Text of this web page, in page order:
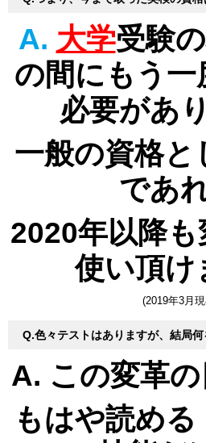
A. 大学受験
の間にもう一
必要があ
一般の資格と
であ
2020年以降
使い頂け
(2019年3月
Q.色々テストはありますが、結局
A. この変革の
もはや読め